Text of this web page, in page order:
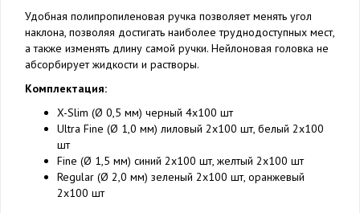
Удобная полипропиленовая ручка позволяет менять угол
наклона, позволяя достигать наиболее труднодоступных мест,
а также изменять длину самой ручки. Нейлоновая головка не
абсорбирует жидкости и растворы.
Комплектация:
X-Slim (Ø 0,5 мм) черный 4x100 шт
Ultra Fine (Ø 1,0 мм) лиловый 2x100 шт, белый 2x100
шт
Fine (Ø 1,5 мм) синий 2x100 шт, желтый 2x100 шт
Regular (Ø 2,0 мм) зеленый 2x100 шт, оранжевый
2x100 шт